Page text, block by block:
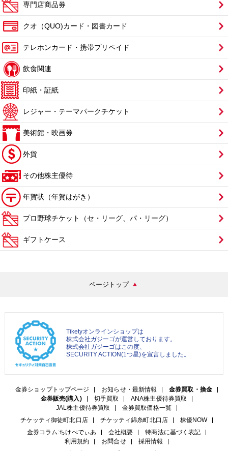
専門店商品券
クオ（QUO)カード・図書カード
テレホンカード・携帯プリペイド
飲食関連
印紙・証紙
レジャー・テーマパークチケット
美術館・映画券
外貨
その他株主優待
年賀状（年賀はがき）
プロ野球チケット（セ・リーグ、パ・リーグ）
ギフトケース
ページトップ
Tiketyオンラインショップは
株式会社ガジーゴが運営しております。
株式会社ガジーゴはこの度、
SECURITY ACTION(1つ星)を宣言しました。
金券ショップトップページ お知らせ・最新情報
金券買取・換金
金券販売(購入)
切手買取
ANA株主優待券買取
JAL株主優待券買取
金券買取価格一覧
チケッティ御徒町北口店
チケッティ錦糸町北口店
株優NOW
金券コラム:ちけぺでぃあ
会社概要
特商法に基づく表記
利用規約
お問合せ
採用情報